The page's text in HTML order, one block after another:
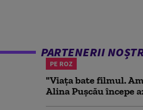
PARTENERII
PE ROZ
"Viața bate filmul.
Alina Pușcău începe